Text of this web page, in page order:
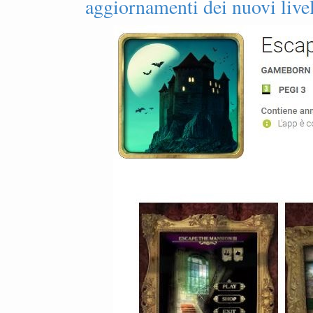
aggiornamenti dei nuovi